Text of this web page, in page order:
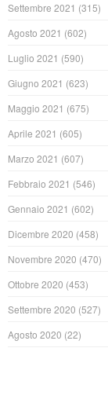
Settembre 2021 (315)
Agosto 2021 (602)
Luglio 2021 (590)
Giugno 2021 (623)
Maggio 2021 (675)
Aprile 2021 (605)
Marzo 2021 (607)
Febbraio 2021 (546)
Gennaio 2021 (602)
Dicembre 2020 (458)
Novembre 2020 (470)
Ottobre 2020 (453)
Settembre 2020 (527)
Agosto 2020 (22)